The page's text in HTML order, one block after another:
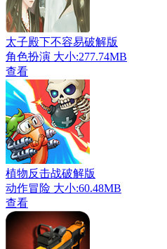
太子殿下不容易破解版
角色扮演 大小:277.74MB
查看
植物反击战破解版
动作冒险 大小:60.48MB
查看